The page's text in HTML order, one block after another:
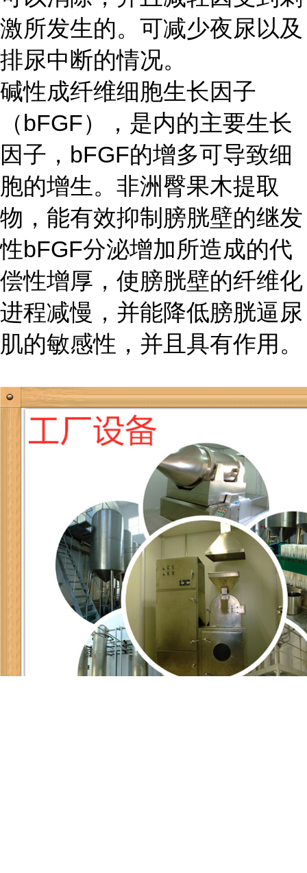
激所发生的。可减少夜尿以及
排尿中断的情况。
碱性成纤维细胞生长因子
（bFGF），是内的主要生长
因子，bFGF的增多可导致细
胞的增生。非洲臀果木提取
物，能有效抑制膀胱壁的继发
性bFGF分泌增加所造成的代
偿性增厚，使膀胱壁的纤维化
进程减慢，并能降低膀胱逼尿
肌的敏感性，并且具有作用。